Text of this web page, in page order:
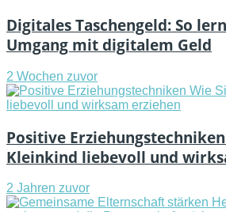
Digitales Taschengeld: So
Umgang mit digitalem Geld
2 Wochen zuvor
Positive
Kleinkind liebevoll und
2 Jahren zuvor